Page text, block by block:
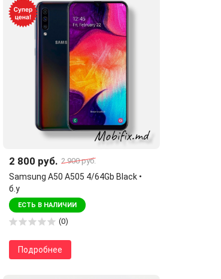
2 800 руб. 2 900 руб.
Samsung A50 A505 4/64Gb Black •
б.у
ЕСТЬ В НАЛИЧИИ
(0)
Подробнее